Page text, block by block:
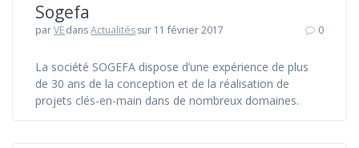
Sogefa
parVEdansActualitéssur 11 février 2017 0
La société SOGEFA dispose d’une expérience de plus
de 30 ans de la conception et de la réalisation de
projets clés-en-main dans de nombreux domaines.